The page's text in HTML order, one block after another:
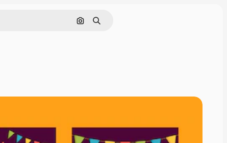
Pesquisar por imagem
Buscar